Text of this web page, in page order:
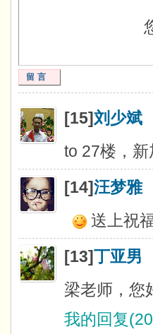
留言
[15]刘少斌
to 27楼，
[14]汪梦雅
送上祝
[13]丁亚男
梁老师，您
我的回复